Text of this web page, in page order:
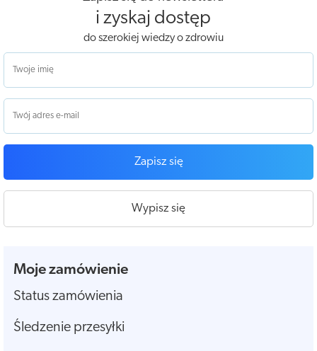
i zyskaj dostęp
do szerokiej wiedzy o zdrowiu
Zapisz się
Wypisz się
Moje zamówienie
Status zamówienia
Śledzenie przesyłki